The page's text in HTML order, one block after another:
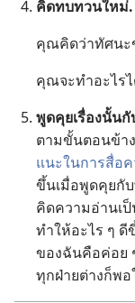
คิด​ทบทวน​ใหม่.
คุณ​คิด​ว่า​ทัศนะ​
คุณ​จะ​ทำ​อะไร​
พูด​คุย​เรื่อง​นั้น​
ตาม​ขั้น​ตอน​ข้า
แนะ​ใน​การ​สื่อ​
ขึ้น​เมื่อ​พูด​คุย​กั
คิด​ความ​อ่าน​เป็
ทำ​ให้​อะไร ๆ
ของ​ฉัน​คือ​ค่อย
ทุก​ฝ่าย​ต่าง​ก็​พอ​